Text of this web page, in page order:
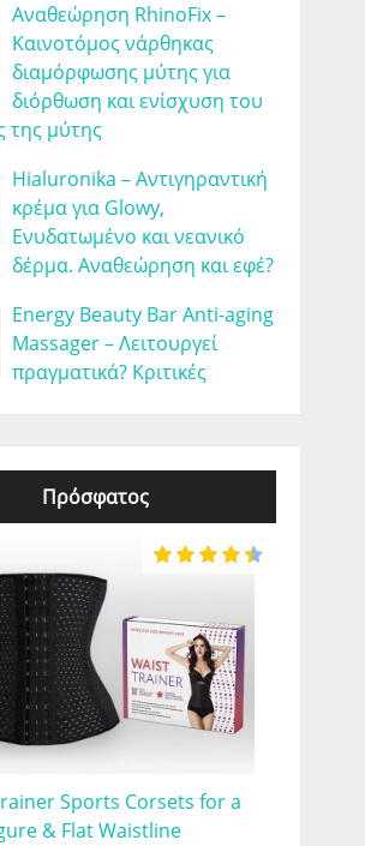
Αναθεώρηση RhinoFix –
Καινοτόμος νάρθηκας
διαμόρφωσης μύτης για
διόρθωση και ενίσχυση του
της μύτης
Hialuronika – Αντιγηραντική
κρέμα για Glowy,
Ενυδατωμένο και νεανικό
δέρμα. Αναθεώρηση και εφέ?
Energy Beauty Bar Anti-aging
Massager – Λειτουργεί
πραγματικά? Κριτικές
Πρόσφατος
Sports Corsets for a
& Flat Waistline